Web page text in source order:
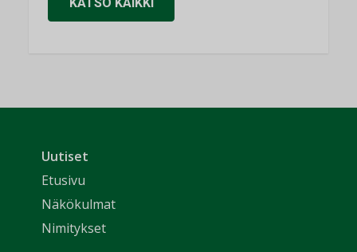
Uutiset
Etusivu
Näkökulmat
Nimitykset